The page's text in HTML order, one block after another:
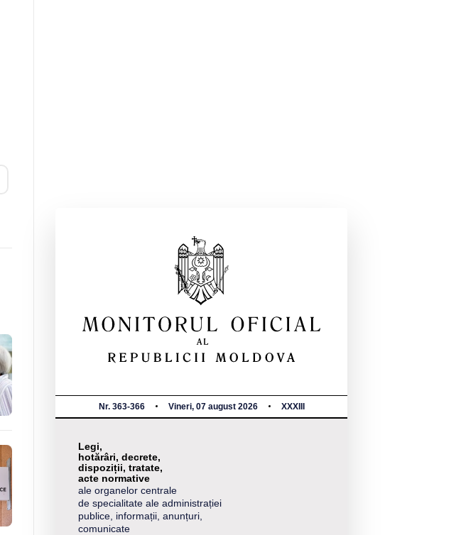
Nr. 363-366 Vineri, 07 august 2026 XXXIII
Legi,
hotărâri, decrete,
dispoziții, tratate,
acte normative
ale organelor centrale
de specialitate ale administrației
publice, informații, anunțuri,
comunicate